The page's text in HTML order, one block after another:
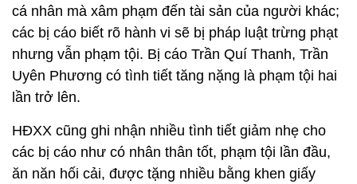
cá nhân mà xâm phạm đến tài sản của người khác;
các bị cáo biết rõ hành vi sẽ bị pháp luật trừng phạt
nhưng vẫn phạm tội. Bị cáo Trần Quí Thanh, Trần
Uyên Phương có tình tiết tăng nặng là phạm tội hai
lần trở lên.
HĐXX cũng ghi nhận nhiều tình tiết giảm nhẹ cho
các bị cáo như có nhân thân tốt, phạm tội lần đầu,
ăn năn hối cải, được tặng nhiều bằng khen giấy